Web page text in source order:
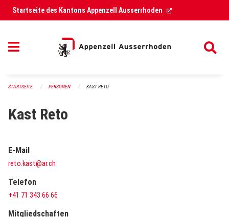
Navigation überspringen
Startseite des Kantons Appenzell Ausserrhoden (External Link)
STARTSEITE PERSONEN KAST RETO
Kast Reto
E-Mail
reto.kast@ar.ch
Telefon
+41 71 343 66 66
Mitgliedschaften